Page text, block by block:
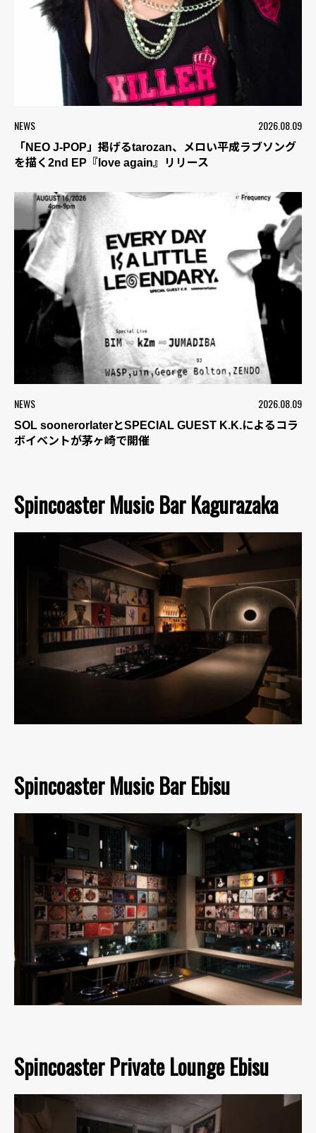
NEWS 2026.08.09
「NEO J-POP」掲げるtarozan、メロい平成ラブソング
を描く2nd EP『love again』リリース
NEWS 2026.08.09
SOL soonerorlaterとSPECIAL GUEST K.K.によるコラ
ボイベントが茅ヶ崎で開催
Spincoaster Music Bar Kagurazaka
Spincoaster Music Bar Ebisu
Spincoaster Private Lounge Ebisu